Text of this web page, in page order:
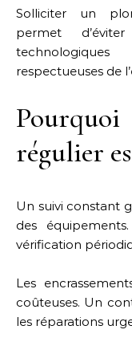
Solliciter un
permet
respectueuses de
régulier
Un suivi constant
des
vérification
Les
coûteuses. Un
les réparations